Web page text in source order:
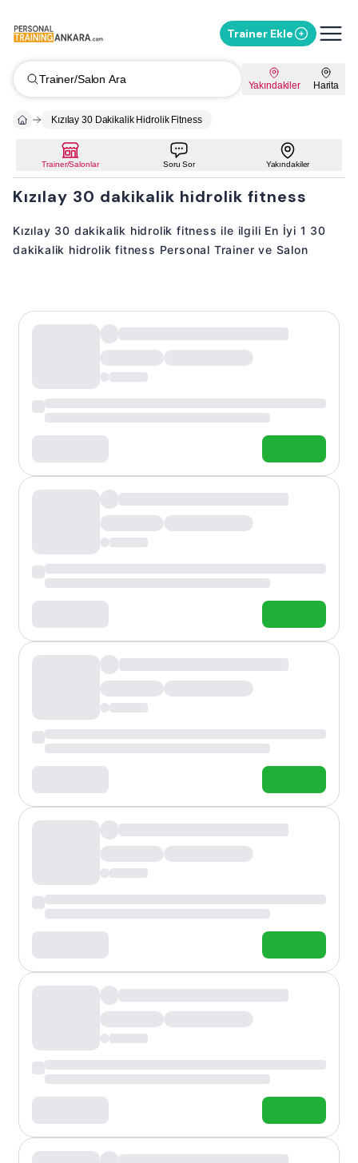
Trainer Ekle
Trainer/Salon Ara Yakındakiler Harita
Kızılay 30 Dakikalik Hidrolik Fitness
Trainer/Salonlar Soru Sor Yakındakiler
Kızılay 30 dakikalik hidrolik fitness
Kızılay 30 dakikalik hidrolik fitness ile ilgili En İyi 1 30
dakikalik hidrolik fitness Personal Trainer ve Salon